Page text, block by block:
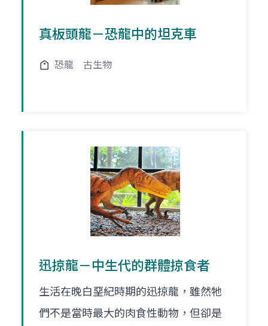
真板頭龍－恐龍中的坦克車
恐龍 古生物
迅掠龍－中生代的群體掠食者
生活在晚白堊紀時期的迅掠龍，雖然牠
們不是當時最大的肉食性動物，但卻是